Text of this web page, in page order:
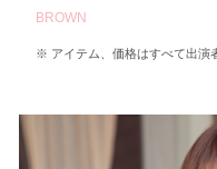
BROWN
アイテム、価格はすべて出演